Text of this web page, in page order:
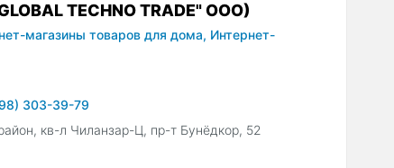
TECHNO TRADE" ООО)
магазины товаров для дома, Интернет-
303-39-79
кв-л Чиланзар-Ц, пр-т Бунёдкор, 52